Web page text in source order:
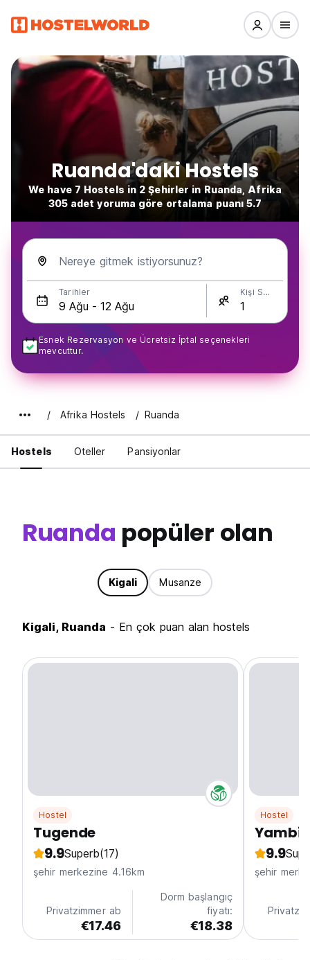
Ruanda'daki Hostels
We have 7 Hostels in 2 Şehirler in Ruanda, Afrika
305 adet yoruma göre ortalama puanı 5.7
Nereye gitmek istiyorsunuz?
Tarihler Kişi Sayısı
Esnek Rezervasyon ve Ücretsiz İptal seçenekleri
mevcuttur.
Afrika Hostels Ruanda
Hostels Oteller Pansiyonlar
Ruanda popüler olan
Kigali Musanze
Kigali, Ruanda - En çok puan alan hostels
Hostel
Tugende
9.9Superb(17)
şehir merkezine 4.16km
Privatzimmer ab
€17.46
Dorm başlangıç
fiyatı:
€18.38
Hostel
Yambi
9.9
şehir